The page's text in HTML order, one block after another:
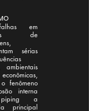
em
de
sérias
ambientais
fenômeno
interna
a
principal